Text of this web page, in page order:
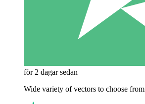
för 2 dagar sedan
Wide variety of vectors to choose from